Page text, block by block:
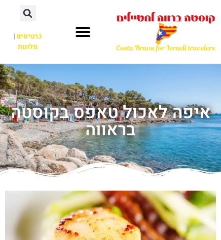
כרטיסים|
מלונות
איפה לאכול טאפס בקוסטה
בראווה